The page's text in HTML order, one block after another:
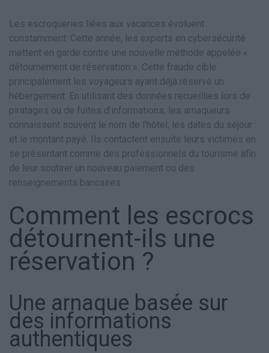
Les escroqueries liées aux vacances évoluent
constamment. Cette année, les experts en cybersécurité
mettent en garde contre une nouvelle méthode appelée «
détournement de réservation ». Cette fraude cible
principalement les voyageurs ayant déjà réservé un
hébergement. En utilisant des données recueillies lors de
piratages ou de fuites d’informations, les arnaqueurs
connaissent souvent le nom de l’hôtel, les dates du séjour
et le montant payé. Ils contactent ensuite leurs victimes en
se présentant comme des professionnels du tourisme afin
de leur soutirer un nouveau paiement ou des
renseignements bancaires.
Comment les escrocs
détournent-ils une
réservation ?
Une arnaque basée sur
des informations
authentiques